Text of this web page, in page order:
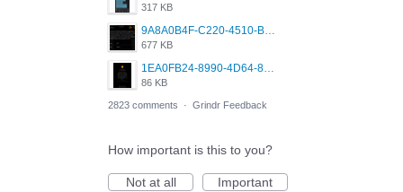
317 KB
9A8A0B4F-C220-4510-B2C9-181DF0E236C0.jpeg
677 KB
1EA0FB24-8990-4D64-8303-37BCCDA597EE.png
86 KB
2823 comments · Grindr Feedback
How important is this to you?
Not at all
Important